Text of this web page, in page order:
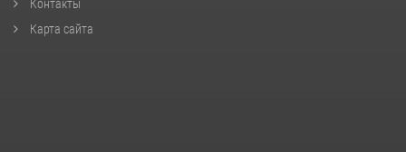
Контакты
Карта сайта